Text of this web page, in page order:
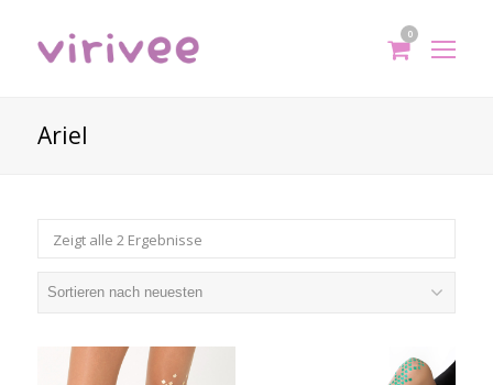
0
Ariel
Zeigt alle 2 Ergebnisse